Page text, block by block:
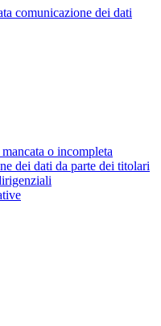
comunicazione dei dati
o incompleta
dei dati da parte dei titolari